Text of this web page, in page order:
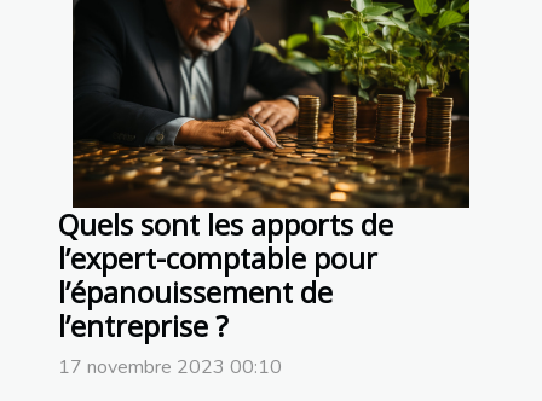
Quels sont les apports de
l’expert-comptable pour
l’épanouissement de
l’entreprise ?
17 novembre 2023 00:10